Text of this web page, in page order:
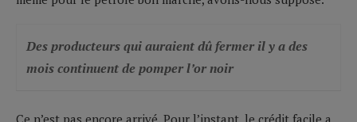
Des producteurs qui auraient dû fermer il y a des
mois continuent de pomper l’or noir
Ce n’est pas encore arrivé. Pour l’instant, le crédit facile a